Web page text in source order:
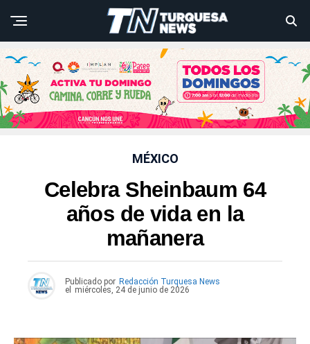
MÉXICO
Celebra Sheinbaum 64
años de vida en la
mañanera
Publicado por Redacción Turquesa News
el
miércoles, 24 de junio de 2026